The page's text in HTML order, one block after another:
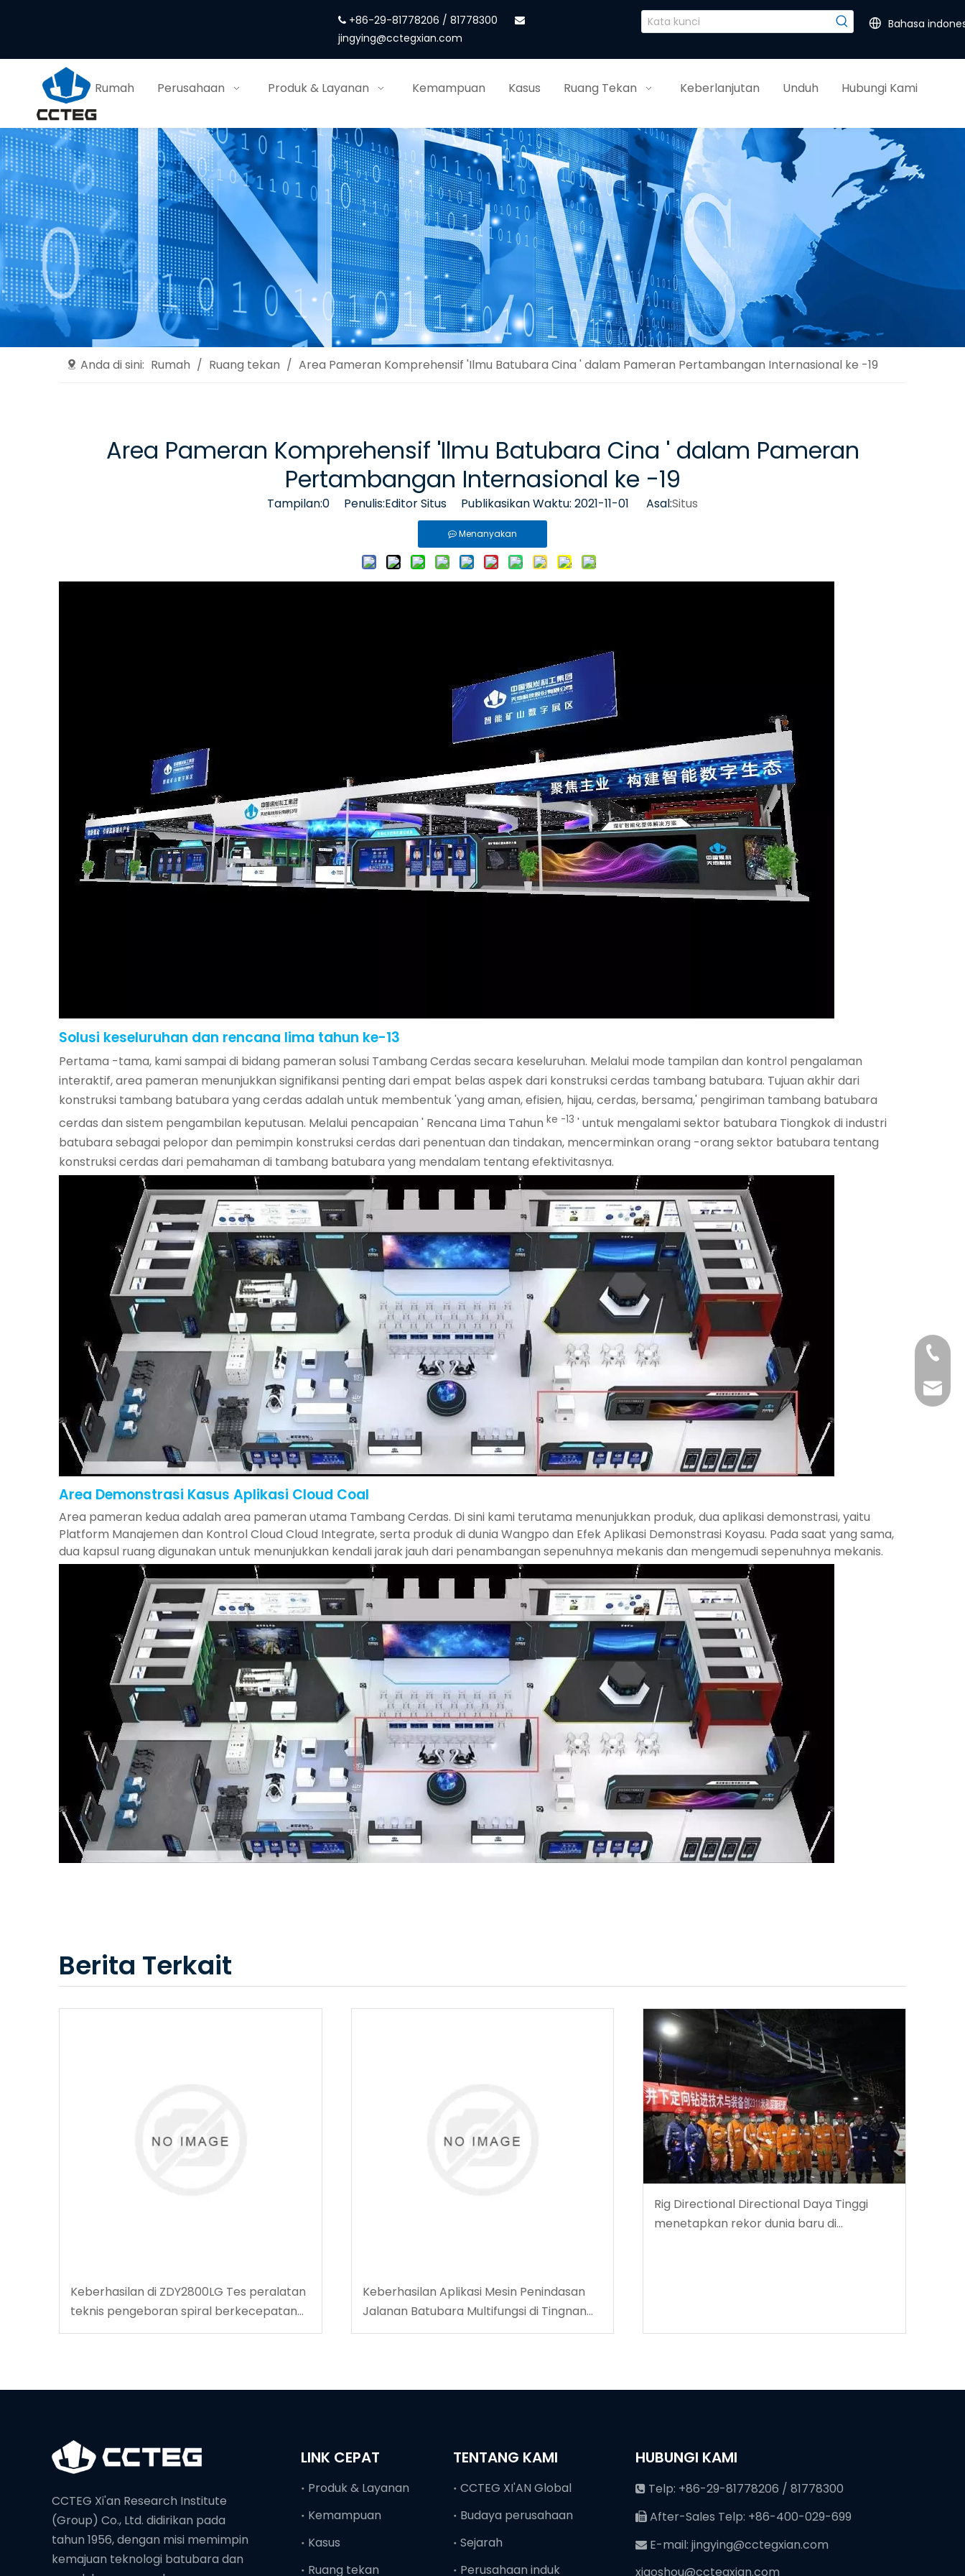
 +86-29-81778206 / 81778300
jingying@cctegxian.com
Bahasa
Rumah Perusahaan Produk & Layanan Kemampuan Kasus Ruang Tekan Keberlanjutan Unduh Hubungi Kami
Anda di sini: Rumah / Ruang tekan / Area Pameran Komprehensif 'Ilmu Batubara Cina ' dalam Pameran Pertambangan Internasional ke -19
Area Pameran Komprehensif 'Ilmu Batubara Cina ' dalam Pameran
Pertambangan Internasional ke -19
Tampilan:0 Penulis:Editor Situs Publikasikan Waktu: 2021-11-01 Asal:Situs
Menanyakan
Solusi keseluruhan dan rencana lima tahun ke-13
Pertama -tama, kami sampai di bidang pameran solusi Tambang Cerdas secara keseluruhan. Melalui mode tampilan dan kontrol pengalaman
interaktif, area pameran menunjukkan signifikansi penting dari empat belas aspek dari konstruksi cerdas tambang batubara. Tujuan akhir dari
konstruksi tambang batubara yang cerdas adalah untuk membentuk 'yang aman, efisien, hijau, cerdas, bersama,' pengiriman tambang batubara
cerdas dan sistem pengambilan keputusan. Melalui pencapaian ' Rencana Lima Tahun ke -13 ' untuk mengalami sektor batubara Tiongkok di industri
batubara sebagai pelopor dan pemimpin konstruksi cerdas dari penentuan dan tindakan, mencerminkan orang -orang sektor batubara tentang
konstruksi cerdas dari pemahaman di tambang batubara yang mendalam tentang efektivitasnya.
Area Demonstrasi Kasus Aplikasi Cloud Coal
Area pameran kedua adalah area pameran utama Tambang Cerdas. Di sini kami terutama menunjukkan produk, dua aplikasi demonstrasi, yaitu
Platform Manajemen dan Kontrol Cloud Cloud Integrate, serta produk di dunia Wangpo dan Efek Aplikasi Demonstrasi Koyasu. Pada saat yang sama,
dua kapsul ruang digunakan untuk menunjukkan kendali jarak jauh dari penambangan sepenuhnya mekanis dan mengemudi sepenuhnya mekanis.
Berita Terkait
Keberhasilan di ZDY2800LG Tes peralatan
teknis pengeboran spiral berkecepatan
tinggi
Keberhasilan Aplikasi Mesin Penindasan
Jalanan Batubara Multifungsi di Tingnan
Coalmine
Rig Directional Directional Daya Tinggi
menetapkan rekor dunia baru di
CCTEG Xi'an Research Institute
(Group) Co., Ltd. didirikan pada
tahun 1956, dengan misi memimpin
kemajuan teknologi batubara dan
LINK CEPAT
Produk & Layanan
Kemampuan
Kasus
Ruang tekan
TENTANG KAMI
CCTEG XI'AN Global
Budaya perusahaan
Sejarah
Perusahaan induk
+86-
+86-
HUBUNGI KAMI
 Telp: +86-29-81778206 / 81778300
 After-Sales Telp: +86-400-029-699
 E-mail:jingying@cctegxian.com
xiaoshou@cctegxian.com